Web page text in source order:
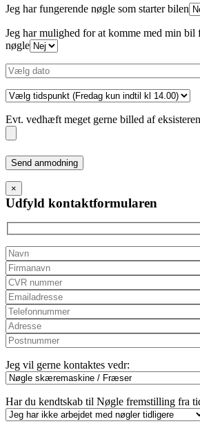
Jeg har fungerende nøgle som starter bilen
Jeg har mulighed for at komme med min
nøgle
Evt. vedhæft meget gerne billed af
Please
leave
this
field
empty.
×
Udfyld kontaktformularen
Jeg vil gerne kontaktes vedr:
Har du kendtskab til Nøgle fremstilling fra